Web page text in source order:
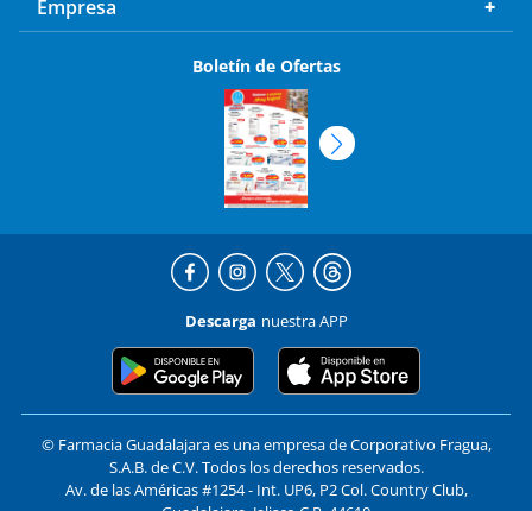
Empresa
Boletín de Ofertas
Descarga nuestra APP
© Farmacia Guadalajara es una empresa de Corporativo Fragua,
S.A.B. de C.V. Todos los derechos reservados.
Av. de las Américas #1254 - Int. UP6, P2 Col. Country Club,